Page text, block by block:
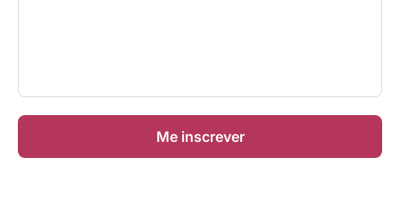
Me inscrever